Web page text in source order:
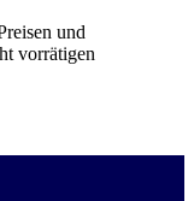
und
vorrätigen